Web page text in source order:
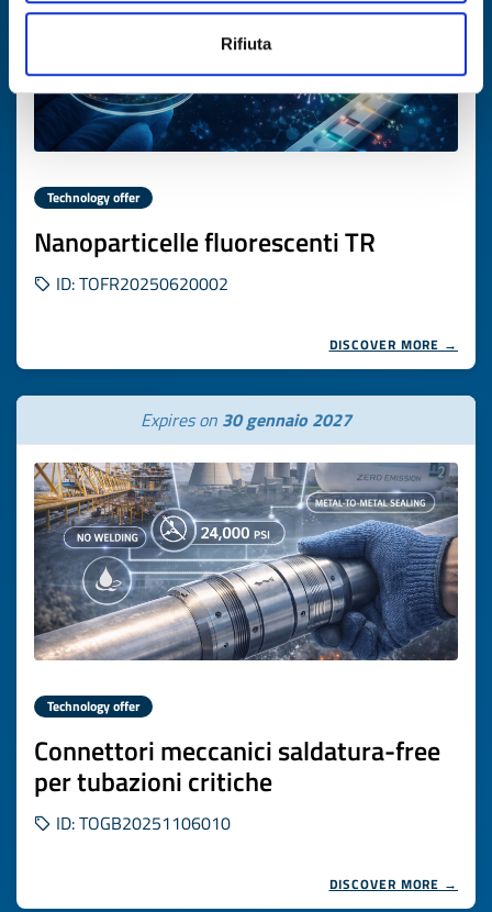
Rifiuta
Technology offer
Nanoparticelle fluorescenti TR
ID: TOFR20250620002
DISCOVER MORE →
Expires on 30 gennaio 2027
Technology offer
Connettori meccanici saldatura-free
per tubazioni critiche
ID: TOGB20251106010
DISCOVER MORE →